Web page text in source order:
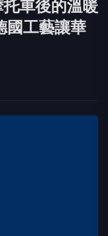
托車後的溫暖
國工藝讓華